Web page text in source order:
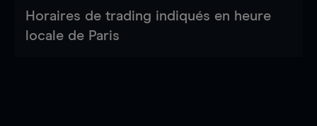
Horaires de trading indiqués en heure
locale de Paris